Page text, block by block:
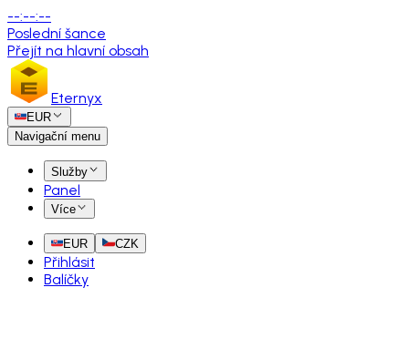
--:--:--
Poslední šance
Přejít na hlavní obsah
Eternyx
EUR
Navigační menu
Služby
Panel
Více
EUR CZK
Přihlásit
Balíčky